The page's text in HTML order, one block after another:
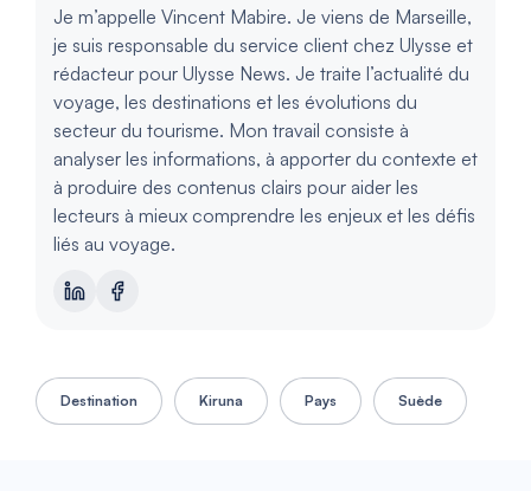
Je m’appelle Vincent Mabire. Je viens de Marseille,
je suis responsable du service client chez Ulysse et
rédacteur pour Ulysse News. Je traite l’actualité du
voyage, les destinations et les évolutions du
secteur du tourisme. Mon travail consiste à
analyser les informations, à apporter du contexte et
à produire des contenus clairs pour aider les
lecteurs à mieux comprendre les enjeux et les défis
liés au voyage.
Destination Kiruna Pays Suède